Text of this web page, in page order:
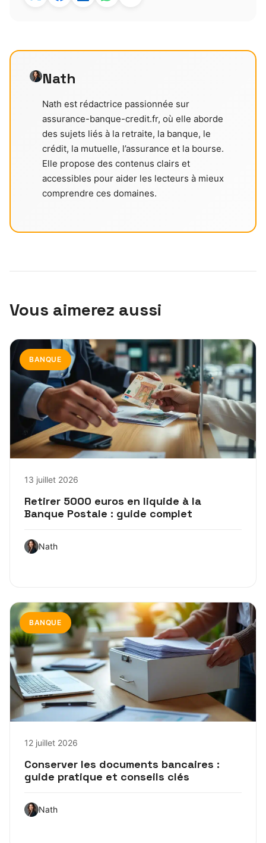
Nath
Nath est rédactrice passionnée sur
assurance-banque-credit.fr, où elle aborde
des sujets liés à la retraite, la banque, le
crédit, la mutuelle, l’assurance et la bourse.
Elle propose des contenus clairs et
accessibles pour aider les lecteurs à mieux
comprendre ces domaines.
Vous aimerez aussi
BANQUE
13 juillet 2026
Retirer 5000 euros en liquide à la
Banque Postale : guide complet
Nath
BANQUE
12 juillet 2026
Conserver les documents bancaires :
guide pratique et conseils clés
Nath